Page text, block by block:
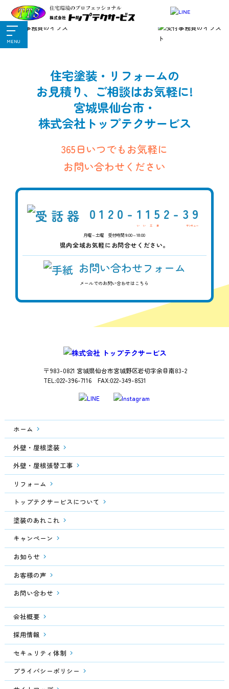
MENU
住宅塗装・リフォームの
お見積り、ご相談はお気軽に!
宮城県仙台市・
株式会社トップテクサービス
365日いつでもお気軽に
お問い合わせください
0120- 1152- 39
月曜～土曜 受付時間 9:00～18:00
県内全域お気軽にお問合せください。
お問い合わせフォーム
メールでのお問い合わせはこちら
〒983-0821 宮城県仙台市宮城野区岩切字余目南83-2
TEL:022-396-7116 FAX:022-349-8531
ホーム
外壁・屋根塗装
外壁・屋根張替工事
リフォーム
トップテクサービスについて
塗装のあれこれ
キャンペーン
お知らせ
お客様の声
お問い合わせ
会社概要
採用情報
セキュリティ体制
プライバシーポリシー